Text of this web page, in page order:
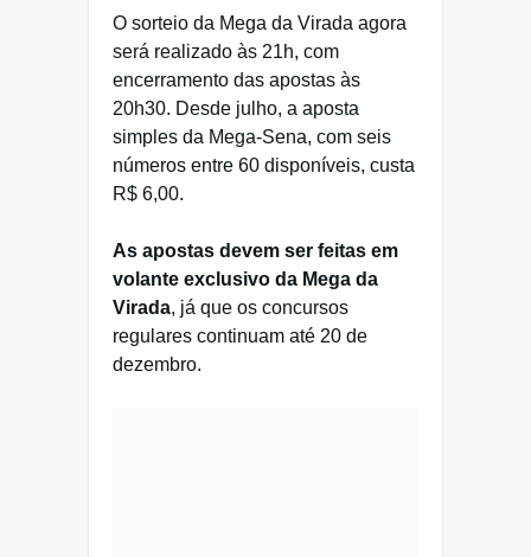
O sorteio da Mega da Virada agora
será realizado às 21h, com
encerramento das apostas às
20h30. Desde julho, a aposta
simples da Mega-Sena, com seis
números entre 60 disponíveis, custa
R$ 6,00.
As apostas devem ser feitas em
volante exclusivo da Mega da
Virada, já que os concursos
regulares continuam até 20 de
dezembro.